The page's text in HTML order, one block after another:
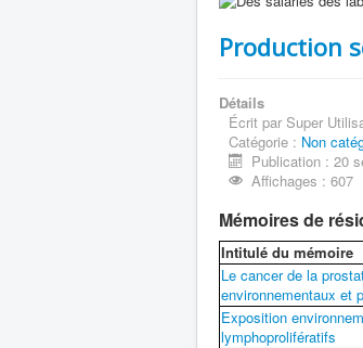
Production
Détails
Écrit par Super
Catégorie : Non
Publication : 20
Affichages : 607
Mémoires de
Intitulé du mémoire
Le cancer de la
environnementaux et
Exposition
lymphoprolifératifs